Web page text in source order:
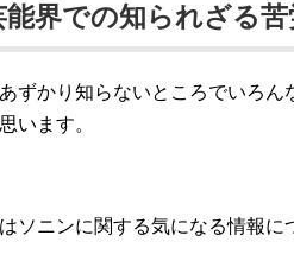
界での知られざる苦
ずかり知らないところでいろ
います。
ソニンに関する気になる情報に